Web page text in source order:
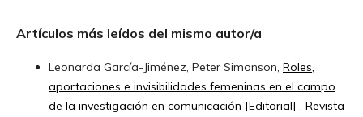
Artículos más leídos del mismo autor/a
Leonarda García-Jiménez, Peter Simonson, Roles,
aportaciones e invisibilidades femeninas en el campo
de la investigación en comunicación [Editorial] , Revista